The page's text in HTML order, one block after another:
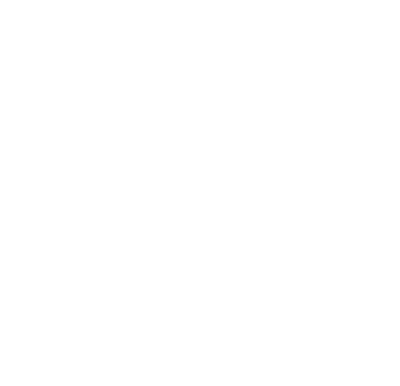
です。
ありません。
です。
ず変更すること